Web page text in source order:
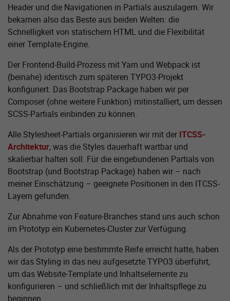
Header und die Navigationen in Partials auszulagern. Wir
bekamen also das Beste aus beiden Welten: die
Schnelligkeit von statischem HTML und die Flexibilität
einer Template-Engine.
Der Frontend-Build-Prozess mit Yarn und Webpack ist
(beinahe) identisch zum späteren TYPO3-Projekt
konfiguriert. Das Bootstrap Package haben wir per
Composer (ohne weitere Funktion) mitinstalliert, um dessen
SCSS-Partials einbinden zu können.
Alle Stylesheet-Partials organisieren wir mit der ITCSS-
Architektur, was die Styles dauerhaft wartbar und
skalierbar halten soll. Für die eingebundenen Partials von
Bootstrap (und Bootstrap Package) haben wir – nach
meiner Einschätzung – geeignete Positionen in den ITCSS-
Layern gefunden.
Zur Abnahme von Feature-Branches stand uns auch schon
im Prototyp ein Kubernetes-Cluster zur Verfügung.
Als der Prototyp eine bestimmte Reife erreicht hatte, haben
wir das Styling in das neu aufgesetzte TYPO3 überführt,
um das Website-Template und Inhalts­elemente zu
konfigurieren – und schließlich mit der Inhaltspflege zu
beginnen.